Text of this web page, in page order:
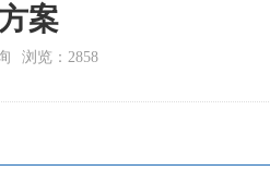
案
浏览：2858